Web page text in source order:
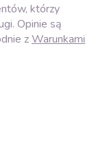
którzy
Opinie są
zWarunkami